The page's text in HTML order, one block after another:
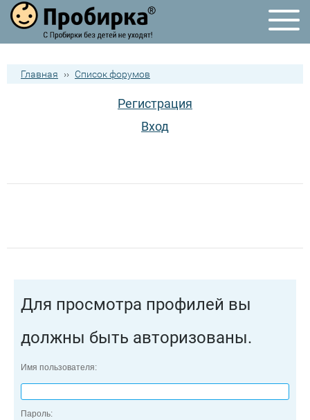
Главная ›› Список форумов
Регистрация
Вход
Для просмотра профилей вы
должны быть авторизованы.
Имя пользователя:
Пароль: